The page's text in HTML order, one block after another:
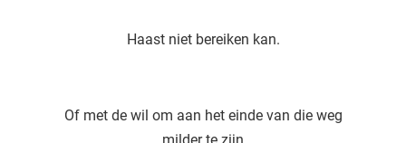
Haast niet bereiken kan.
Of met de wil om aan het einde van die weg